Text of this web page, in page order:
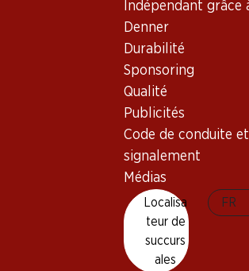
Indépendant grâce
Denner
Durabilité
Sponsoring
Qualité
Publicités
Code de conduite et
signalement
Médias
Localisa
teur de
succurs
ales
FR
Température de dégustation
Empreinte carbone